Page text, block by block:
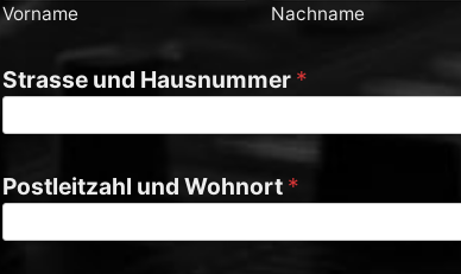
Vorname Nachname
Strasse und Hausnummer *
Postleitzahl und Wohnort *